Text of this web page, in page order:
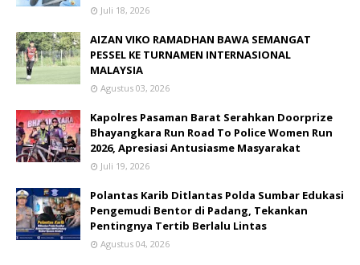
Juli 18, 2026
AIZAN VIKO RAMADHAN BAWA SEMANGAT
PESSEL KE TURNAMEN INTERNASIONAL
MALAYSIA
Agustus 03, 2026
Kapolres Pasaman Barat Serahkan Doorprize
Bhayangkara Run Road To Police Women Run
2026, Apresiasi Antusiasme Masyarakat
Juli 19, 2026
Polantas Karib Ditlantas Polda Sumbar Edukasi
Pengemudi Bentor di Padang, Tekankan
Pentingnya Tertib Berlalu Lintas
Agustus 04, 2026